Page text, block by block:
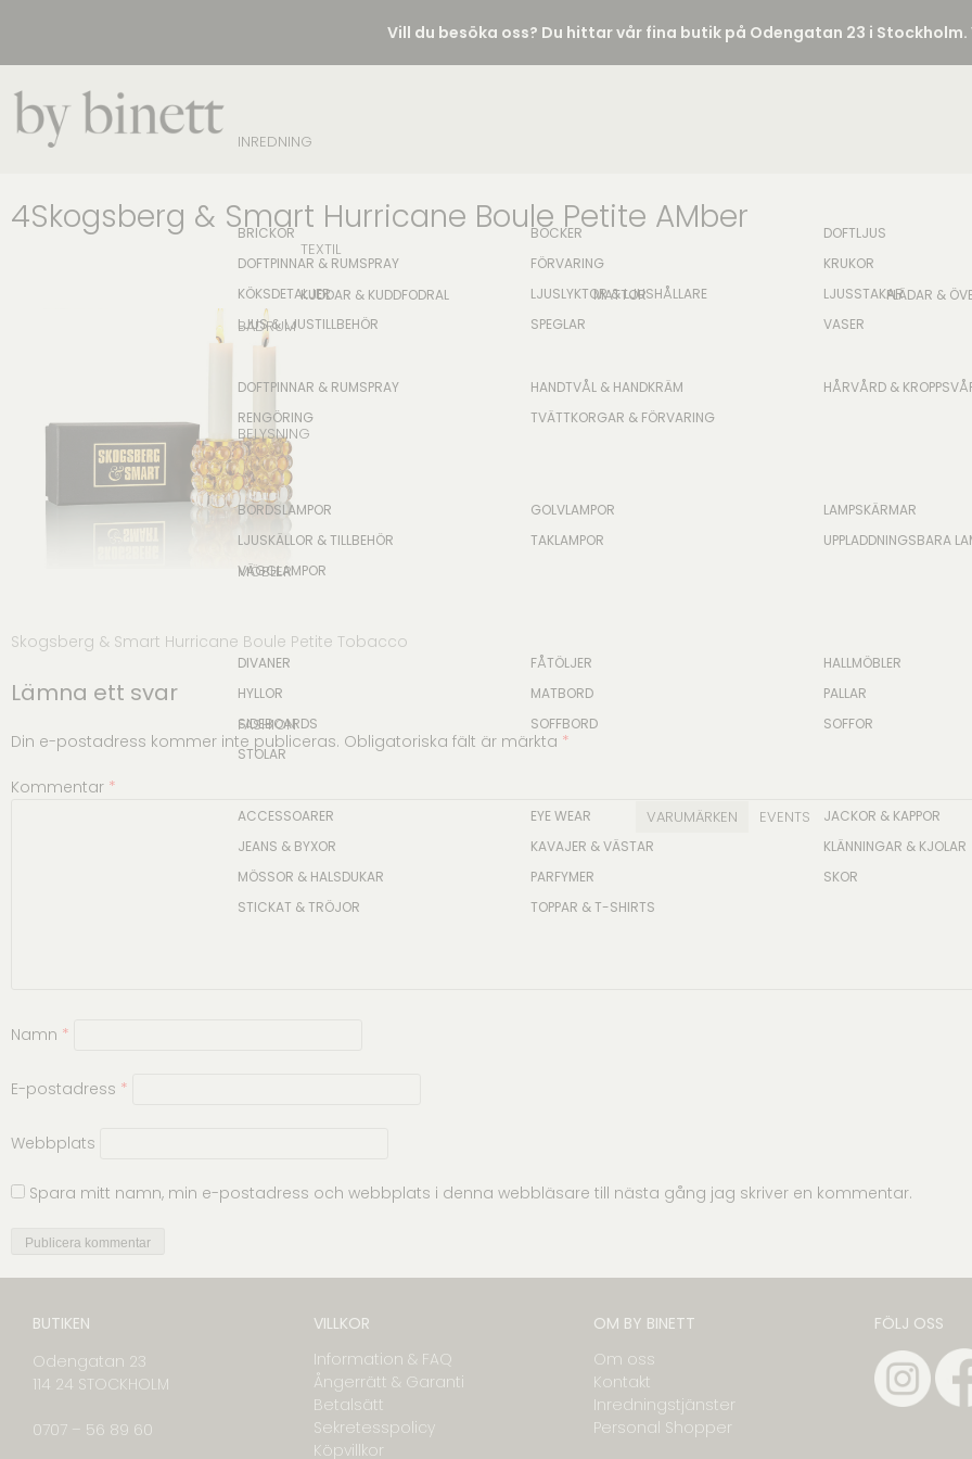
Vill du besöka oss? Du hittar vår fina butik på Odengatan 23 i Stockholm.
INREDNING
BRICKOR BÖCKER
DOFTLJUS
DOFTPINNAR & RUMSPRAY
FÖRVARING
KRUKOR
KÖKSDETALJER
LJUSLYKTOR & LJUSHÅLLARE
LJUSSTAKAR
LJUS & LJUSTILLBEHÖR
SPEGLAR VASER
TEXTIL
KUDDAR & KUDDFODRAL MATTOR PLÄDAR &
BADRUM
DOFTPINNAR & RUMSPRAY HANDTVÅL & HANDKRÄM
HÅRVÅRD &
RENGÖRING
TVÄTTKORGAR & FÖRVARING
BELYSNING
BORDSLAMPOR GOLVLAMPOR
LAMPSKÄRMAR
LJUSKÄLLOR & TILLBEHÖR
TAKLAMPOR
UPPLADDNINGSBARA
VÄGGLAMPOR
MÖBLER
DIVANER FÅTÖLJER
HALLMÖBLER
HYLLOR
MATBORD
PALLAR
SIDEBOARDS
SOFFBORD
SOFFOR
STOLAR
FASHION
ACCESSOARER EYE WEAR
JACKOR & KAPPOR
JEANS & BYXOR
KAVAJER & VÄSTAR
KLÄNNINGAR & KJOLAR
MÖSSOR & HALSDUKAR
PARFYMER
SKOR
STICKAT & TRÖJOR
TOPPAR & T-SHIRTS
VARUMÄRKEN EVENTS
4Skogsberg & Smart Hurricane Boule Petite AMber
Inläggsnavigering
Skogsberg & Smart Hurricane Boule Petite Tobacco
Lämna ett svar
Din e-postadress kommer inte publiceras. Obligatoriska fält är märkta *
Kommentar *
Namn *
E-postadress *
Webbplats
Spara mitt namn, min e-postadress och webbplats i denna webbläsare till nästa gång jag skriver en kommentar.
BUTIKEN
Odengatan 23
114 24 STOCKHOLM
0707 – 56 89 60
VILLKOR
Information & FAQ
Ångerrätt & Garanti
Betalsätt
Sekretesspolicy
Köpvillkor
OM BY BINETT
Om oss
Kontakt
Inredningstjänster
Personal Shopper
FÖLJ OSS